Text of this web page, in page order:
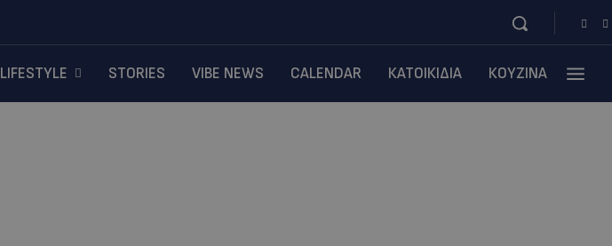
LIFESTYLE STORIES VIBE NEWS CALENDAR ΚΑΤΟΙΚΙΔΙΑ ΚΟΥΖΙΝΑ